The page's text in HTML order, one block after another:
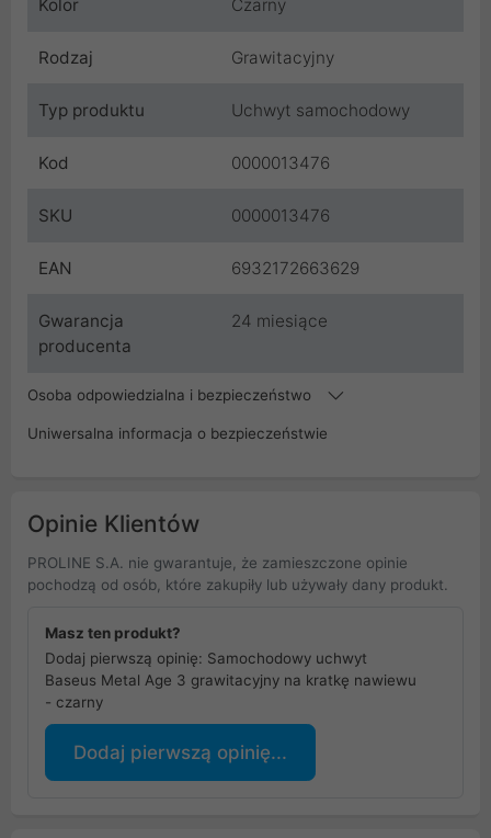
Kolor Czarny
Rodzaj Grawitacyjny
Typ produktu Uchwyt samochodowy
Kod 0000013476
SKU 0000013476
EAN 6932172663629
Gwarancja
producenta
24 miesiące
Osoba odpowiedzialna i bezpieczeństwo
Uniwersalna informacja o bezpieczeństwie
Opinie Klientów
PROLINE S.A. nie gwarantuje, że zamieszczone opinie
pochodzą od osób, które zakupiły lub używały dany produkt.
Masz ten produkt?
Dodaj pierwszą opinię: Samochodowy uchwyt
Baseus Metal Age 3 grawitacyjny na kratkę nawiewu
- czarny
Dodaj pierwszą opinię...